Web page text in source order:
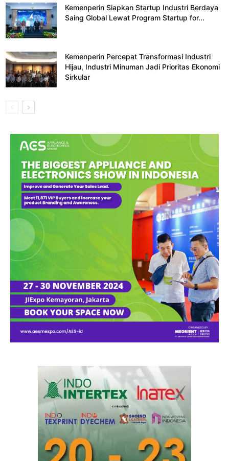
Kemenperin Siapkan Startup Industri Berdaya
Saing Global Lewat Program Startup for...
Kemenperin Percepat Transformasi Industri
Hijau, Industri Minuman Jadi Prioritas Ekonomi
Sirkular